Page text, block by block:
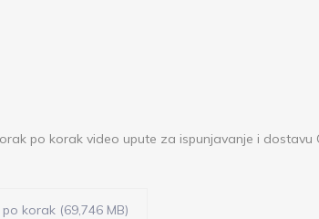
po korak video upute za ispunjavanje i dostavu
korak (69,746 MB)